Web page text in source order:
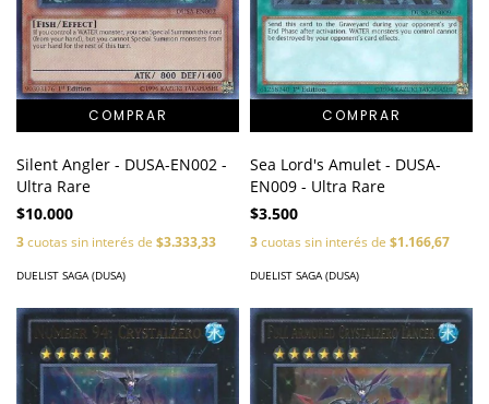
Silent Angler - DUSA-EN002 -
Ultra Rare
$10.000
3cuotas sin interés de $3.333,33
DUELIST SAGA (DUSA)
Sea Lord's Amulet - DUSA-
EN009 - Ultra Rare
$3.500
3cuotas sin interés de $1.166,67
DUELIST SAGA (DUSA)